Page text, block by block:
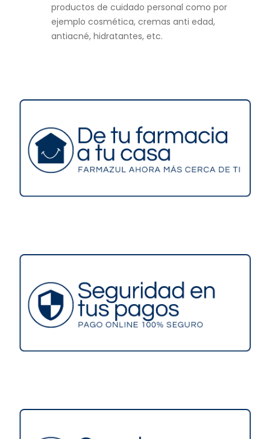
productos de cuidado personal como por
ejemplo cosmética, cremas anti edad,
antiacné, hidratantes, etc.